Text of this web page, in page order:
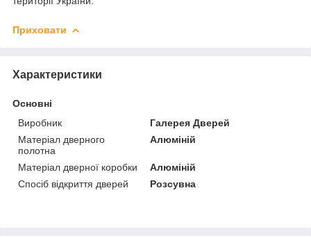
Приховати
Характеристики
Основні
Виробник
Галерея Дверей
Матеріал дверного
полотна
Алюміній
Матеріал дверної коробки
Алюміній
Спосіб відкриття дверей
Розсувна